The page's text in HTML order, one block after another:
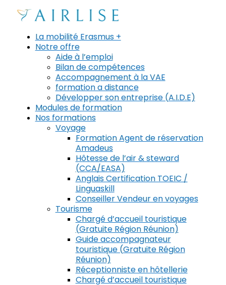
La mobilité Erasmus +
Notre offre
Aide à l’emploi
Bilan de compétences
Accompagnement à la VAE
formation a distance
Développer son entreprise (A.I.D.E)
Modules de formation
Nos formations
Voyage
Formation Agent de réservation
Amadeus
Hôtesse de l’air & steward
(CCA/EASA)
Anglais Certification TOEIC /
Linguaskill
Conseiller Vendeur en voyages
Tourisme
Chargé d’accueil touristique
(Gratuite Région Réunion)
Guide accompagnateur
touristique (Gratuite Région
Réunion)
Réceptionniste en hôtellerie
Chargé d’accueil touristique